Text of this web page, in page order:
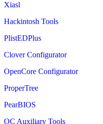
Xiasl
Hackintosh Tools
PlistEDPlus
Clover Configurator
OpenCore Configurator
ProperTree
PearBIOS
OC Auxiliary Tools